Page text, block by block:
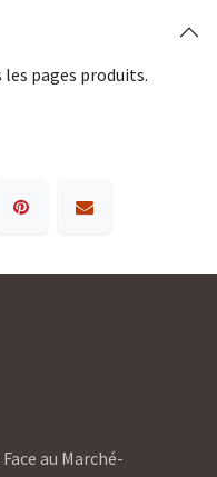
pages produits.
au Marché-